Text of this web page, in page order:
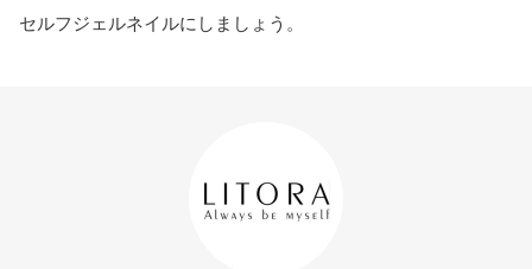
セルフジェルネイルにしましょう。